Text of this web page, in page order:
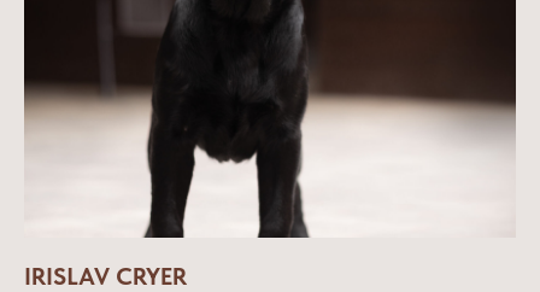
IRISLAV CRYER